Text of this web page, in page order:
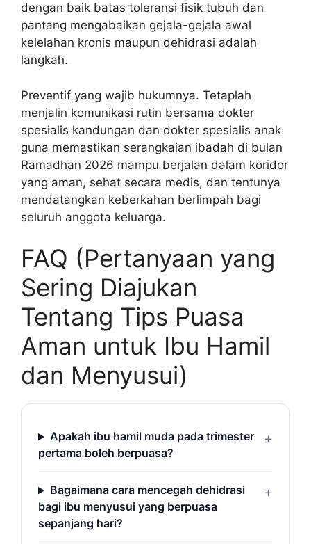
dengan baik batas toleransi fisik tubuh dan
pantang mengabaikan gejala-gejala awal
kelelahan kronis maupun dehidrasi adalah
langkah.
Preventif yang wajib hukumnya. Tetaplah
menjalin komunikasi rutin bersama dokter
spesialis kandungan dan dokter spesialis anak
guna memastikan serangkaian ibadah di bulan
Ramadhan 2026 mampu berjalan dalam koridor
yang aman, sehat secara medis, dan tentunya
mendatangkan keberkahan berlimpah bagi
seluruh anggota keluarga.
FAQ (Pertanyaan yang
Sering Diajukan
Tentang Tips Puasa
Aman untuk Ibu Hamil
dan Menyusui)
Apakah ibu hamil muda pada trimester
pertama boleh berpuasa?
Bagaimana cara mencegah dehidrasi
bagi ibu menyusui yang berpuasa
sepanjang hari?